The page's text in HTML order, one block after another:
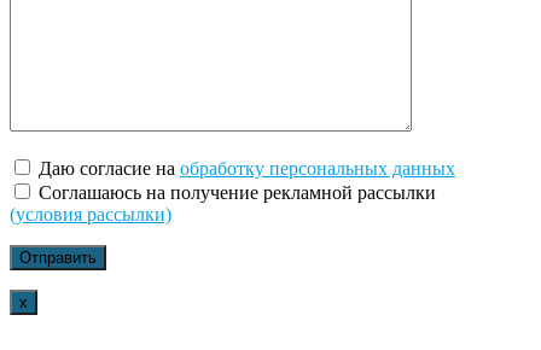
Даю согласие на обработку персональных данных
Соглашаюсь на получение рекламной рассылки
(условия рассылки)
x